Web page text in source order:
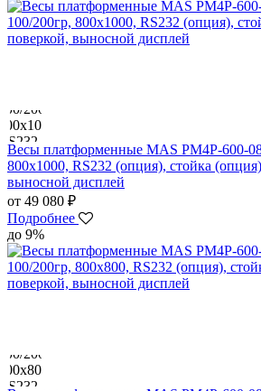
Весы платформенные MAS PM4P-600-
800х1000, RS232 (опция), стойка
выносной дисплей
от 49 080 ₽
Подробнее
до 9%